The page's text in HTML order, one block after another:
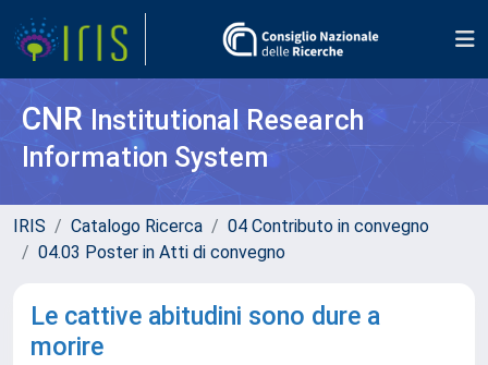
CNR Institutional Research
Information System
IRIS Catalogo Ricerca
04 Contributo in convegno
04.03 Poster in Atti di convegno
Le cattive abitudini sono dure a
morire